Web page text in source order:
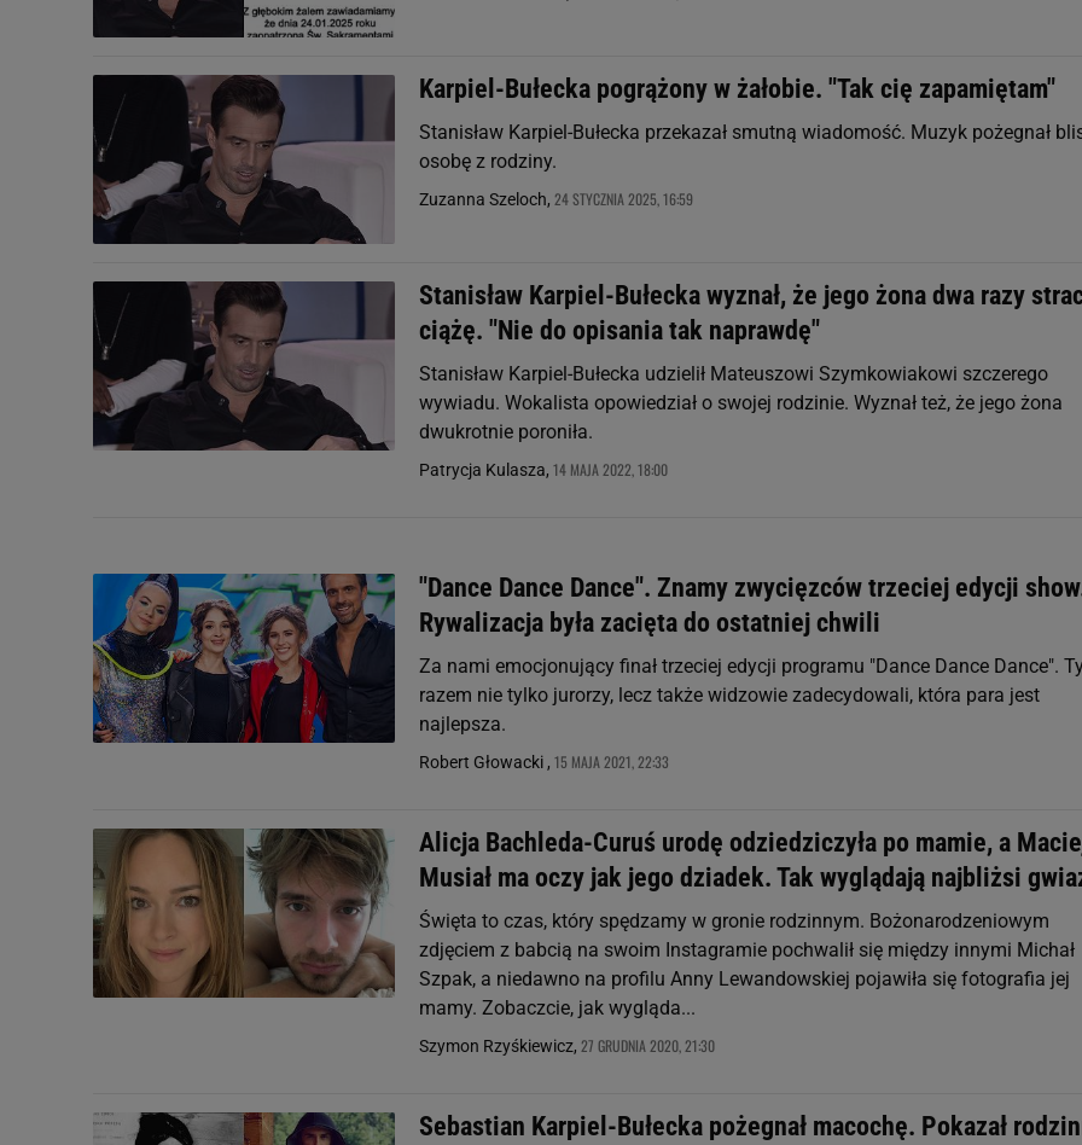
Karpiel-Bułecka pogrążony w żałobie. "Tak cię zapamiętam"
Stanisław Karpiel-Bułecka przekazał smutną wiadomość. Muzyk pożegnał
osobę z rodziny.
Zuzanna Szeloch, 24 STYCZNIA 2025, 16:59
Stanisław Karpiel-Bułecka wyznał, że jego żona dwa razy
ciążę. "Nie do opisania tak naprawdę"
Stanisław Karpiel-Bułecka udzielił Mateuszowi Szymkowiakowi szczerego
wywiadu. Wokalista opowiedział o swojej rodzinie. Wyznał też, że jego żona
dwukrotnie poroniła.
Patrycja Kulasza, 14 MAJA 2022, 18:00
"Dance Dance Dance". Znamy zwycięzców trzeciej edycji
Rywalizacja była zacięta do ostatniej chwili
Za nami emocjonujący finał trzeciej edycji programu "Dance Dance Dance".
razem nie tylko jurorzy, lecz także widzowie zadecydowali, która para jest
najlepsza.
Robert Głowacki , 15 MAJA 2021, 22:33
Alicja Bachleda-Curuś urodę odziedziczyła po mamie, a
Musiał ma oczy jak jego dziadek. Tak wyglądają najbliżsi
Święta to czas, który spędzamy w gronie rodzinnym. Bożonarodzeniowym
zdjęciem z babcią na swoim Instagramie pochwalił się między innymi Michał
Szpak, a niedawno na profilu Anny Lewandowskiej pojawiła się fotografia jej
mamy. Zobaczcie, jak wygląda...
Szymon Rzyśkiewicz, 27 GRUDNIA 2020, 21:30
Sebastian Karpiel-Bułecka pożegnał macochę. Pokazał